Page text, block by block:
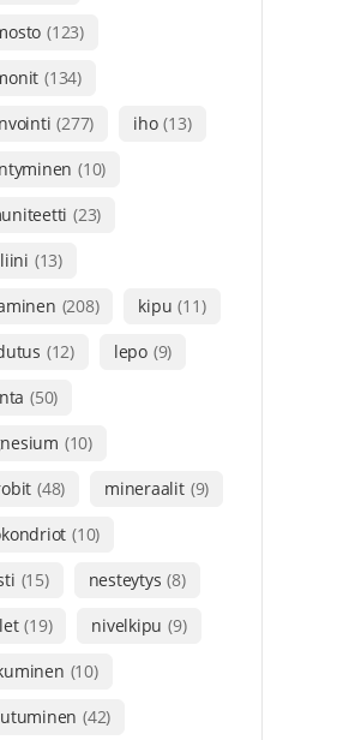
(123)
(134)
(277) iho (13)
(10)
(23)
(13)
(208) kipu (11)
(12) lepo (9)
(50)
(10)
(48) mineraalit (9)
(10)
(15) nesteytys (8)
(19) nivelkipu (9)
(10)
(42)